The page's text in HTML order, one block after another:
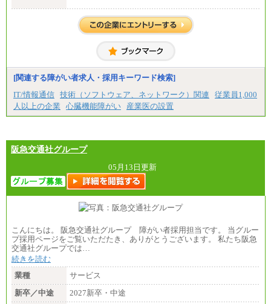
※上記を下限として勤務地エリアにより異なる
※試用期間中も給与に変更はございません
月給17万7000円
理論年収212万4000円（月給17万7000円×12カ月）
中途：
（1）
月給22万3000円～
想定年収410万円～
※試用期間中の給与に変更はございません。
月給17万7000円
理論年収212万4000円（月給17万7000円×12カ月）
[関連する障がい者求人・採用キーワード検索]
IT/情報通信 技術（ソフトウェア、ネットワーク）関連
従業員1,000
人以上の企業
心臓機能障がい 産業医の設置
阪急交通社グループ
05月13日更新
こんにちは。 阪急交通社グループ 障がい者採用担当です。 当グルー
プ採用ページをご覧いただたき、ありがとうございます。 私たち阪急
交通社グループでは…
続きを読む
業種
サービス
新卒／中途
2027新卒・中途